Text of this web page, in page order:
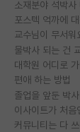
소재분야 석박
교수님이 무서워
물박사 되는 건
대학원 어디로
편애 하는 방법
졸업을 앞둔 박
이사이트가 처음
커뮤니티는 다